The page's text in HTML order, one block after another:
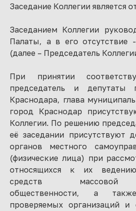
Заседание Коллегии является
Заседанием Коллегии
Палаты, а в его отсутствие
(далее – Председатель
При принятии
председатель и депутаты
Краснодара, глава
город Краснодар
Коллегии. По решению
её заседании присутствуют
органов местного
(физические лица) при
относящихся к их
средств массовой
общественности, а
проверяемых организаций и